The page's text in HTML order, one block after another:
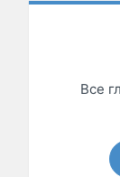
Все